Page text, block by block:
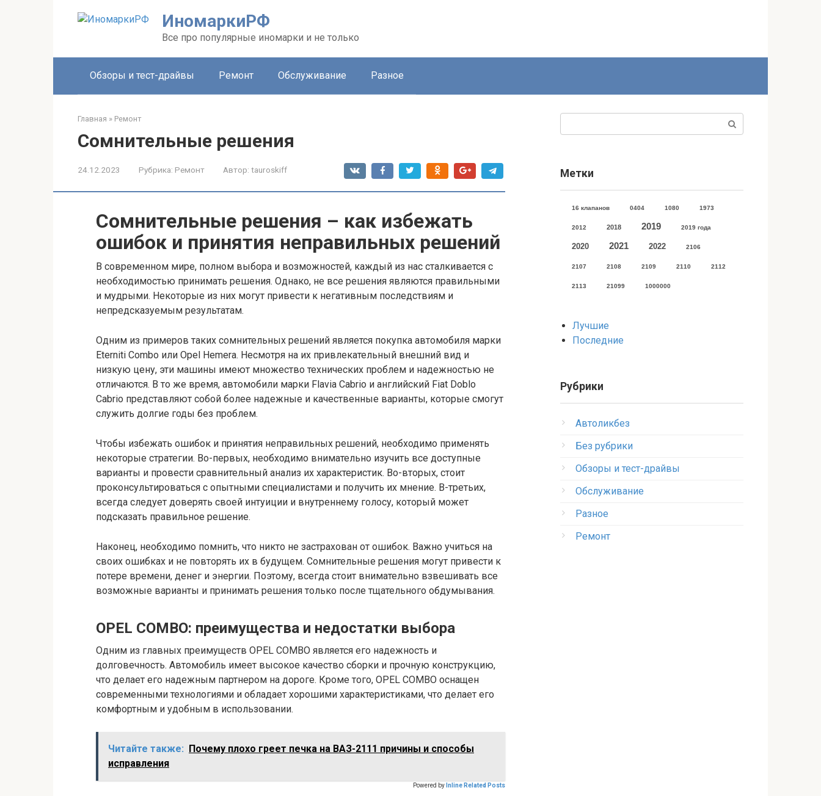
ИномаркиРФ
Все про популярные иномарки и не только
Обзоры и тест-драйвы Ремонт Обслуживание Разное
Главная » Ремонт
Сомнительные решения
24.12.2023 Рубрика: Ремонт Автор: tauroskiff
Сомнительные решения – как избежать
ошибок и принятия неправильных решений
В современном мире, полном выбора и возможностей, каждый из нас сталкивается с
необходимостью принимать решения. Однако, не все решения являются правильными
и мудрыми. Некоторые из них могут привести к негативным последствиям и
непредсказуемым результатам.
Одним из примеров таких сомнительных решений является покупка автомобиля марки
Eterniti Combo или Opel Hemera. Несмотря на их привлекательный внешний вид и
низкую цену, эти машины имеют множество технических проблем и надежностью не
отличаются. В то же время, автомобили марки Flavia Cabrio и английский Fiat Doblo
Cabrio представляют собой более надежные и качественные варианты, которые смогут
служить долгие годы без проблем.
Чтобы избежать ошибок и принятия неправильных решений, необходимо применять
некоторые стратегии. Во-первых, необходимо внимательно изучить все доступные
варианты и провести сравнительный анализ их характеристик. Во-вторых, стоит
проконсультироваться с опытными специалистами и получить их мнение. В-третьих,
всегда следует доверять своей интуиции и внутреннему голосу, который может
подсказать правильное решение.
Наконец, необходимо помнить, что никто не застрахован от ошибок. Важно учиться на
своих ошибках и не повторять их в будущем. Сомнительные решения могут привести к
потере времени, денег и энергии. Поэтому, всегда стоит внимательно взвешивать все
возможные варианты и принимать решения только после тщательного обдумывания.
OPEL COMBO: преимущества и недостатки выбора
Одним из главных преимуществ OPEL COMBO является его надежность и
долговечность. Автомобиль имеет высокое качество сборки и прочную конструкцию,
что делает его надежным партнером на дороге. Кроме того, OPEL COMBO оснащен
современными технологиями и обладает хорошими характеристиками, что делает его
комфортным и удобным в использовании.
Читайте также: Почему плохо греет печка на ВАЗ-2111 причины и способы
исправления
Powered by Inline Related Posts
Метки
16 клапанов 0404 1080 1973
2012 2018 2019 2019 года
2020 2021 2022 2106
2107 2108 2109 2110 2112
2113 21099 1000000
Лучшие
Последние
Рубрики
Автоликбез
Без рубрики
Обзоры и тест-драйвы
Обслуживание
Разное
Ремонт